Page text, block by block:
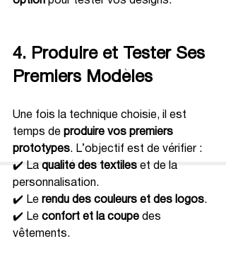
4. Produire et Tester Ses
Premiers Modèles
Une fois la technique choisie, il est
temps de produire vos premiers
prototypes. L’objectif est de vérifier :
✔️ La qualité des textiles et de la
personnalisation.
✔️ Le rendu des couleurs et des logos.
✔️ Le confort et la coupe des
vêtements.